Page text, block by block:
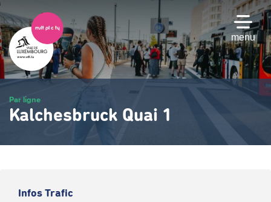
Passer
au
contenu
principal
menu
Par ligne
Kalchesbruck Quai 1
Infos Trafic